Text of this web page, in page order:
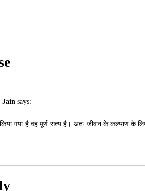
Jain says:
किया गया है वह पूर्ण सत्य है। अतः जीवन के कल्याण के